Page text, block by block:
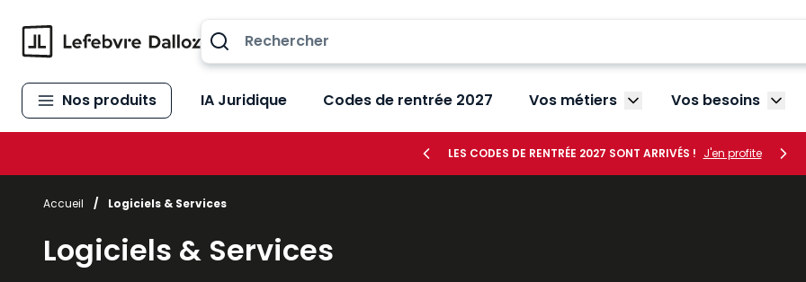
Nos produits IA Juridique Codes de rentrée 2027 Vos métiers Afficher le sous-menu
Vos besoins
LES CODES DE RENTRÉE 2027 SONT ARRIVÉS ! J'en profite
Accueil / Logiciels & Services
Logiciels & Services